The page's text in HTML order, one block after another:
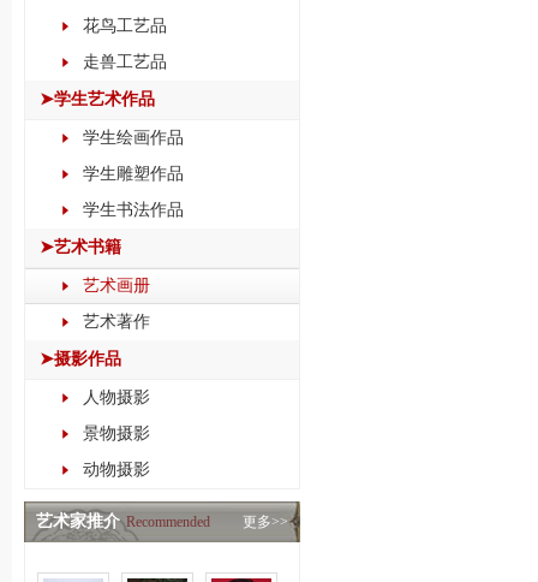
花鸟工艺品
走兽工艺品
➤学生艺术作品
学生绘画作品
学生雕塑作品
学生书法作品
➤艺术书籍
艺术画册
艺术著作
➤摄影作品
人物摄影
景物摄影
动物摄影
艺术家推介 Recommended 更多>>